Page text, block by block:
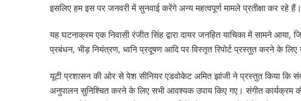
इसलिए हम इस पर जनवरी में सुनवाई करेंगे अन्य महत्वपूर्ण मामले प्रतीक्षा कर रहे हैं।
यह घटनाक्रम एक निवासी रंजीत सिंह द्वारा दायर जनहित याचिका में सामने आया,
प्रबंधन, भीड़ नियंत्रण, ध्वनि प्रदूषण आदि पर विस्तृत रिपोर्ट प्रस्तुत करने के लिए
यूटी प्रशासन की ओर से पेश सीनियर एडवोकेट अमित झांजी ने प्रस्तुत किया कि
अनुपालन सुनिश्चित करने के लिए सभी आवश्यक उपाय किए गए। संगीत कार्यक्रम की